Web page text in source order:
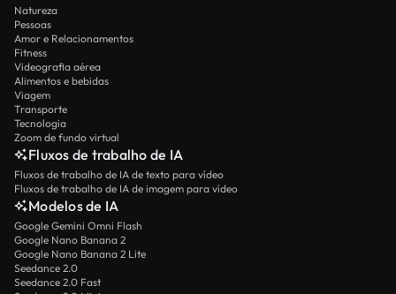
Natureza
Pessoas
Amor e Relacionamentos
Fitness
Videografia aérea
Alimentos e bebidas
Viagem
Transporte
Tecnologia
Zoom de fundo virtual
Fluxos de trabalho de IA
Fluxos de trabalho de IA de texto para vídeo
Fluxos de trabalho de IA de imagem para vídeo
Modelos de IA
Google Gemini Omni Flash
Google Nano Banana 2
Google Nano Banana 2 Lite
Seedance 2.0
Seedance 2.0 Fast